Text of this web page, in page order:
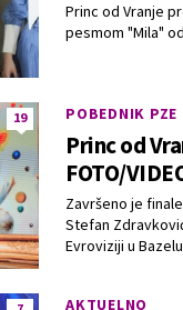
Princ od Vranje
pesmom "Mila"
19 POBEDNIK PZE
Princ od
FOTO/
Završeno je
Stefan
Evroviziji u
AKTUELNO